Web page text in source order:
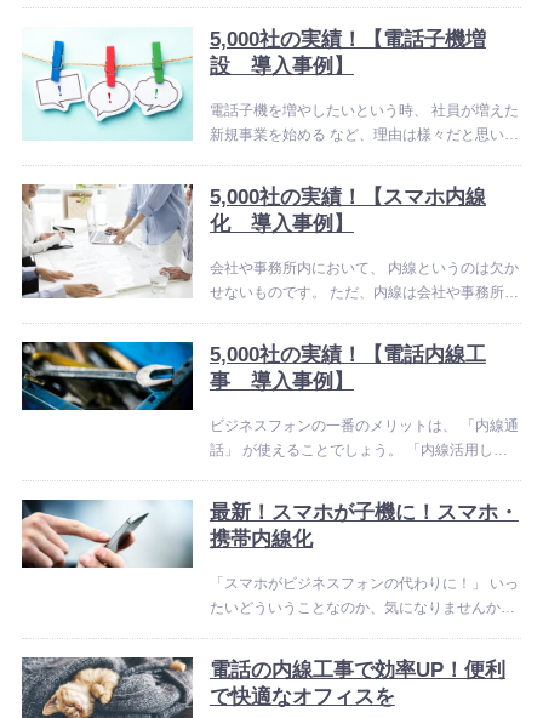
境がさらに快適なものなるでしょう。 今回は、
OFFICE110へのお問合せでもよくある「電話...
5,000社の実績！【電話子機増
設 導入事例】
電話子機を増やしたいという時、 社員が増えた
新規事業を始める など、理由は様々だと思いま
か？ という疑問はみなさん持っていることでし
ょう。 そこで今回は、5,000社もの実績...
5,000社の実績！【スマホ内線
化 導入事例】
会社や事務所内において、 内線というのは欠か
せないものです。 ただ、内線は会社や事務所の
か？ 仕事中、外出先でも使えれば便利ですよ
ね。 実は… みなさんのスマホが内線になる時
代が...
5,000社の実績！【電話内線工
事 導入事例】
ビジネスフォンの一番のメリットは、 「内線通
話」 が使えることでしょう。 「内線活用した
などお困りではないですか？ そんな時は、
「OFFICE110」にご相談ください！ OF...
最新！スマホが子機に！スマホ・
携帯内線化
「スマホがビジネスフォンの代わりに！」 いっ
たいどういうことなのか、気になりませんか？
時代なのです。 今回は、そんなスマホのビジネ
スフォン（内線）としての使い方についてまと
めま...
電話の内線工事で効率UP！便利
で快適なオフィスを